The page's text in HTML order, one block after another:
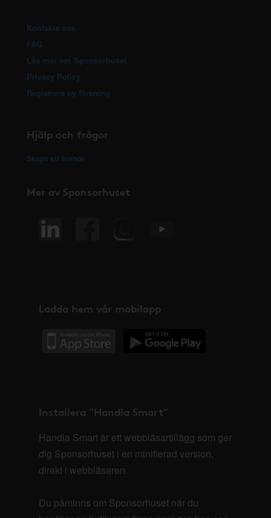
Kontakta oss
FAQ
Läs mer om Sponsorhuset
Privacy Policy
Registrera ny förening
Hjälp och frågor
Skapa ett ärende
Mer av Sponsorhuset
Ladda hem vår mobilapp
Installera "Handla Smart"
Handla Smart är ett webbläsartillägg som ger
dig Sponsorhuset i en minifierad version,
direkt i webbläsaren.
Du påminns om Sponsorhuset när du